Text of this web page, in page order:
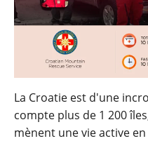
La Croatie est d'une
compte plus de 1 200
mènent une vie active